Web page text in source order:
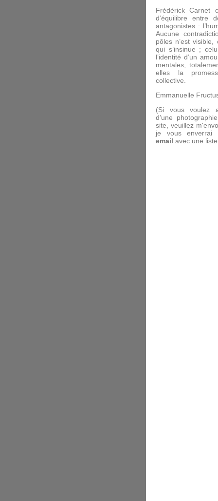
Frédérick Carnet
d’équilibre entre
antagonistes :
Aucune
pôles n’est visible,
qui s’insinue ;
l’identité d’un
mentales,
elles la
collective.
Emmanuelle
(Si vous voulez
d'une
site, veuillez
je vous enverrai
email avec une